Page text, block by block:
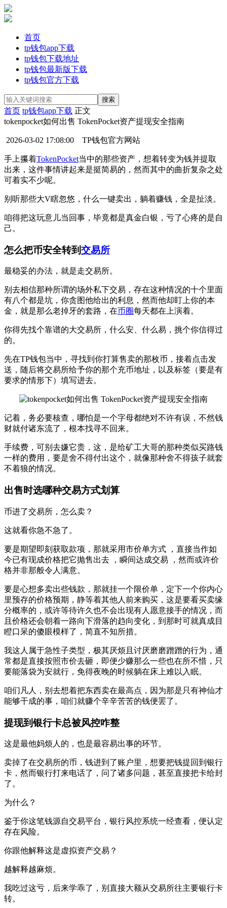
首页
tp钱包app下载
tp钱包下载地址
tp钱包最新版下载
tp钱包官方下载
首页 tp钱包app下载 正文
tokenpocket如何出售 TokenPocket资产提现安全指南
2026-03-02 17:08:00 TP钱包官方网站
手上攥着TokenPocket当中的那些资产，想着转变为钱并提取
出来，这件事情讲起来是挺简易的，然而其中的曲折复杂之处
可着实不少呢。
别听那些大V瞎忽悠，什么一键卖出，躺着赚钱，全是扯淡。
咱得把这玩意儿当回事，毕竟都是真金白银，亏了心疼的是自
己。
怎么把币安全转到交易所
最稳妥的办法，就是走交易所。
别去相信那种所谓的场外私下交易，存在这种情况的十个里面
有八个都是坑，你贪图他给出的利息，然而他却盯上你的本
金，就是那么老掉牙的套路，在币圈每天都在上演着。
你得先找个靠谱的大交易所，什么安、什么易，挑个你信得过
的。
先在TP钱包当中，寻找到你打算售卖的那枚币，接着点击发
送，随后将交易所给予你的那个充币地址，以及标签（要是有
要求的情形下）填写进去。
记着，务必要核查，哪怕是一个字母都绝对不许有误，不然钱
财就付诸东流了，根本找寻不回来。
手续费，可别去嫌它贵，这，是给矿工大哥的那种类似买路钱
一样的费用，要是舍不得付出这个，就像那种舍不得孩子就套
不着狼的情况。
出售时选哪种交易方式划算
币进了交易所，怎么卖？
这就看你急不急了。
要是期望即刻获取款项，那就采用市价单方式 ，直接当作如
今已有现成价格把它抛售出去 ，瞬间达成交易 ，然而或许价
格并非那般令人满意。
要是心想多卖出些钱款，那就挂一个限价单，定下一个你内心
里预存的价格预期，静等着其他人前来购买，这是要看买卖缘
分概率的，或许等待许久也不会出现有人愿意接手的情况，而
且价格还会朝着一路向下滑落的趋向变化，到那时可就真成目
瞪口呆的傻眼模样了，简直不知所措。
我这人属于急性子类型，极其厌烦且讨厌磨磨蹭蹭的行为，通
常都是直接按照市价去砸，即便少赚那么一些也在所不惜，只
要能落袋为安就行，免得夜晚的时候躺在床上难以入眠。
咱们凡人，别去想着把东西卖在最高点，因为那是只有神仙才
能够干成的事，咱们就赚个辛辛苦苦的钱便罢了。
提现到银行卡总被风控咋整
这是最他妈烦人的，也是最容易出事的环节。
卖掉了在交易所的币，钱进到了账户里，想要把钱提回到银行
卡，然而银行打来电话了，问了诸多问题，甚至直接把卡给封
了。
为什么？
鉴于你这笔钱源自交易平台，银行风控系统一经查看，便认定
存在风险。
你跟他解释这是虚拟资产交易？
越解释越麻烦。
我吃过这亏，后来学乖了，别直接大额从交易所往主要银行卡
转。